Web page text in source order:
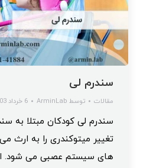
سندرم لی
مقالات توسط ArminLab 6 خرداد 1403
سندرم لی کودکان مبتلا به
تغییر میتوکندری را به ارث
های سیستم عصبی می شود.